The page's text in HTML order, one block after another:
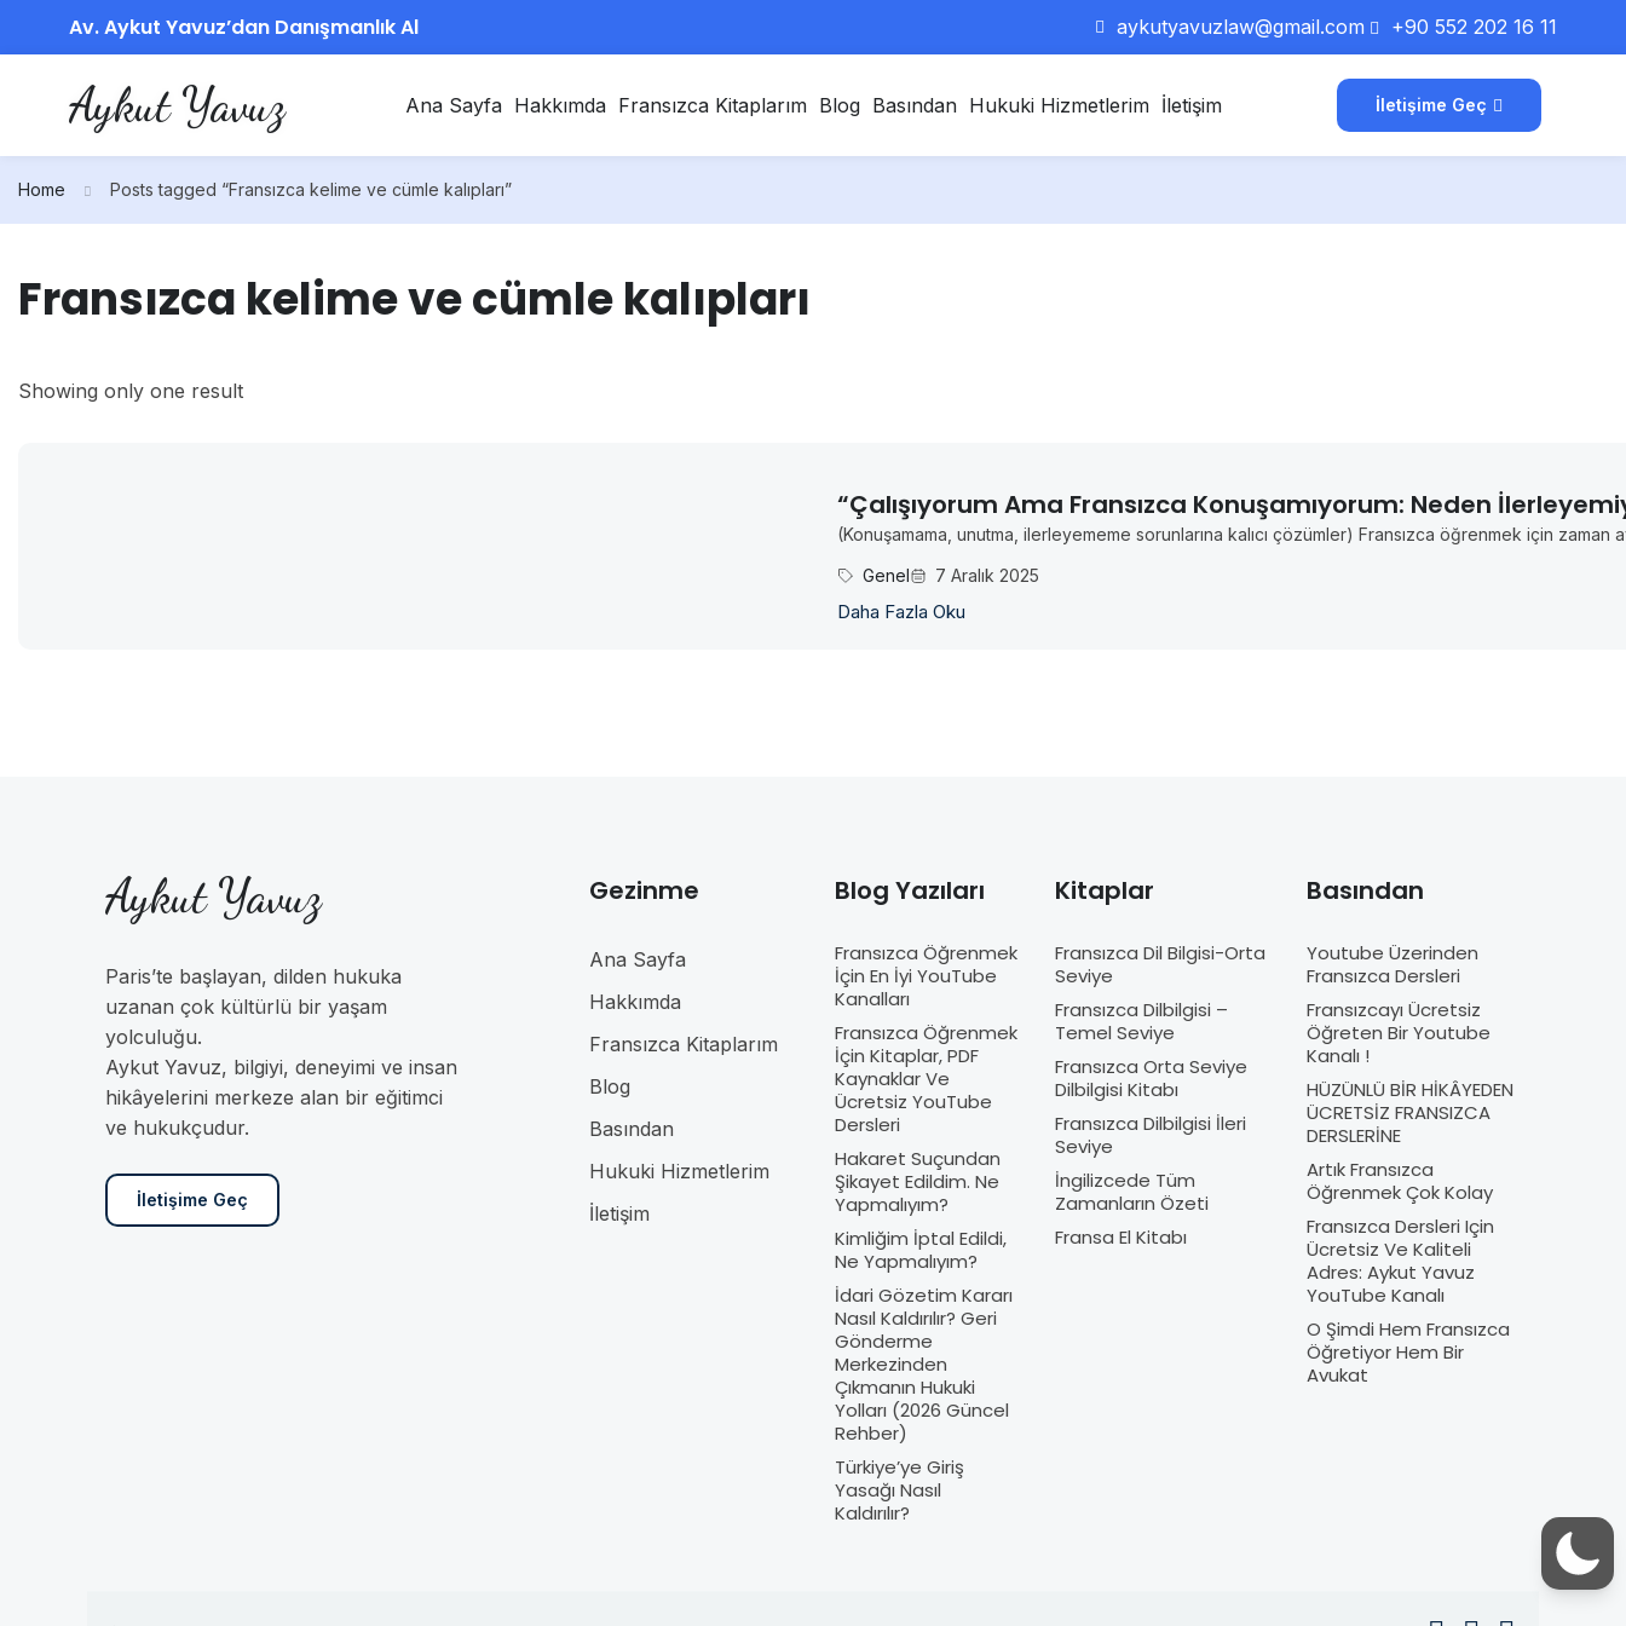
Av. Aykut Yavuz’dan Danışmanlık Al aykutyavuzlaw@gmail.com +90 552 202 16 11
Aykut Yavuz Ana Sayfa Hakkımda Fransızca Kitaplarım Blog Basından Hukuki Hizmetlerim İletişim İletişime Geç
Home Posts tagged “Fransızca kelime ve cümle kalıpları”
Fransızca kelime ve cümle kalıpları
Showing only one result
“Çalışıyorum Ama Fransızca Konuşamıyorum: Neden
(Konuşamama, unutma, ilerleyememe sorunlarına kalıcı çözümler) Fransızca öğrenmek için
Genel
7 Aralık 2025
Daha Fazla Oku
Aykut Yavuz
Paris’te başlayan, dilden hukuka
uzanan çok kültürlü bir yaşam
yolculuğu.
Aykut Yavuz, bilgiyi, deneyimi ve insan
hikâyelerini merkeze alan bir eğitimci
ve hukukçudur.
İletişime Geç
Gezinme
Ana Sayfa
Hakkımda
Fransızca Kitaplarım
Blog
Basından
Hukuki Hizmetlerim
İletişim
Blog Yazıları
Fransızca Öğrenmek
İçin En İyi YouTube
Kanalları
Fransızca Öğrenmek
İçin Kitaplar, PDF
Kaynaklar Ve
Ücretsiz YouTube
Dersleri
Hakaret Suçundan
Şikayet Edildim. Ne
Yapmalıyım?
Kimliğim İptal Edildi,
Ne Yapmalıyım?
İdari Gözetim Kararı
Nasıl Kaldırılır? Geri
Gönderme
Merkezinden
Çıkmanın Hukuki
Yolları (2026 Güncel
Rehber)
Türkiye’ye Giriş
Yasağı Nasıl
Kaldırılır?
Kitaplar
Fransızca Dil Bilgisi-Orta
Seviye
Fransızca Dilbilgisi –
Temel Seviye
Fransızca Orta Seviye
Dilbilgisi Kitabı
Fransızca Dilbilgisi İleri
Seviye
İngilizcede Tüm
Zamanların Özeti
Fransa El Kitabı
Basından
Youtube Üzerinden
Fransızca Dersleri
Fransızcayı Ücretsiz
Öğreten Bir Youtube
Kanalı !
HÜZÜNLÜ BİR HİKÂYEDEN
ÜCRETSİZ FRANSIZCA
DERSLERİNE
Artık Fransızca
Öğrenmek Çok Kolay
Fransızca Dersleri Için
Ücretsiz Ve Kaliteli
Adres: Aykut Yavuz
YouTube Kanalı
O Şimdi Hem Fransızca
Öğretiyor Hem Bir
Avukat